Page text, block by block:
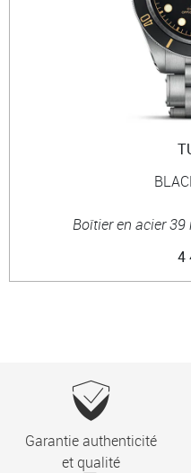
Boîtier en acier 39
4
Garantie authenticité
et qualité